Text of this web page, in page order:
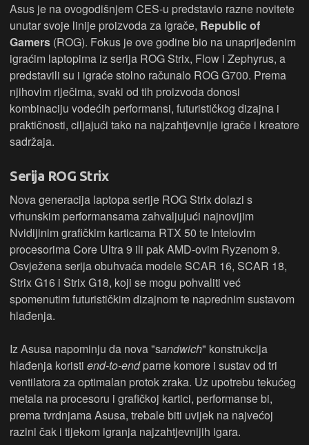
Asus je na ovogodišnjem CES-u predstavio razne novitete
unutar svoje linije proizvoda za igrače, Republic of
Gamers (ROG). Fokus je ove godine bio na unaprijeđenim
igraćim laptopima iz serija ROG Strix, Flow i Zephyrus, a
predstavili su i igraće stolno računalo ROG G700. Prema
njihovim riječima, svaki od tih proizvoda donosi
kombinaciju vodećih performansi, futurističkog dizajna i
praktičnosti, ciljajući tako na najzahtjevnije igrače i kreatore
sadržaja.
Serija ROG Strix
Nova generacija laptopa serije ROG Strix dolazi s
vrhunskim performansama zahvaljujući najnovijim
Nvidijinim grafičkim karticama RTX 50 te Intelovim
procesorima Core Ultra 9 ili pak AMD-ovim Ryzenom 9.
Osvježena serija obuhvaća modele SCAR 16, SCAR 18,
Strix G16 i Strix G18, koji se mogu pohvaliti već
spomenutim futurističkim dizajnom te naprednim sustavom
hlađenja.
Iz Asusa napominju da nova "sandwich" konstrukcija
hlađenja koristi end-to-endparne komore i sustav od tri
ventilatora za optimalan protok zraka. Uz upotrebu tekućeg
metala na procesoru i grafičkoj kartici, performanse bi,
prema tvrdnjama Asusa, trebale biti uvijek na najvećoj
razini čak i tijekom igranja najzahtjevnijih igara.